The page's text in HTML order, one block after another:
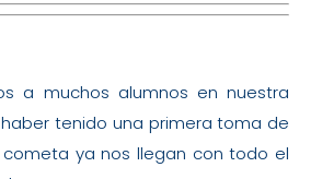
a muchos alumnos en nuestra
tenido una primera toma de
ya nos llegan con todo el